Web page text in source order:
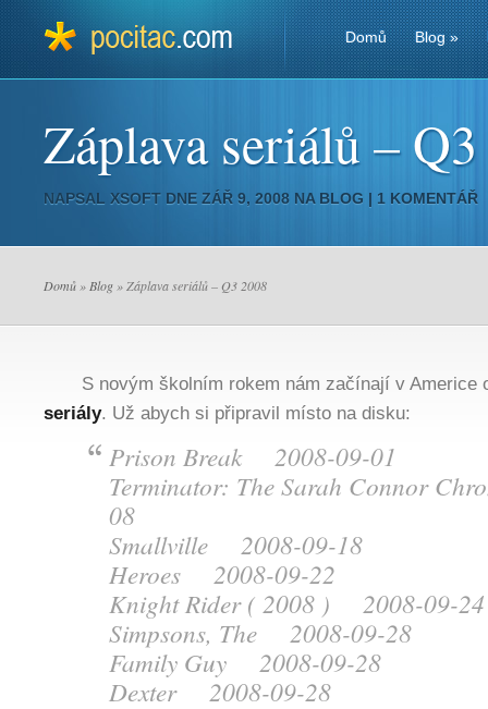
Domů Blog»
Záplava seriálů –
NAPSAL XSOFT DNE ZÁŘ 9, 2008 NA BLOG | 1 KOMENTÁŘ
Domů » Blog » Záplava seriálů – Q3 2008
S novým školním rokem nám začínají v Americe
seriály. Už abych si připravil místo na disku:
Prison Break 2008-09-01
Terminator: The Sarah Connor
08
Smallville 2008-09-18
Heroes 2008-09-22
Knight Rider ( 2008 ) 2008-09-24
Simpsons, The 2008-09-28
Family Guy 2008-09-28
Dexter 2008-09-28